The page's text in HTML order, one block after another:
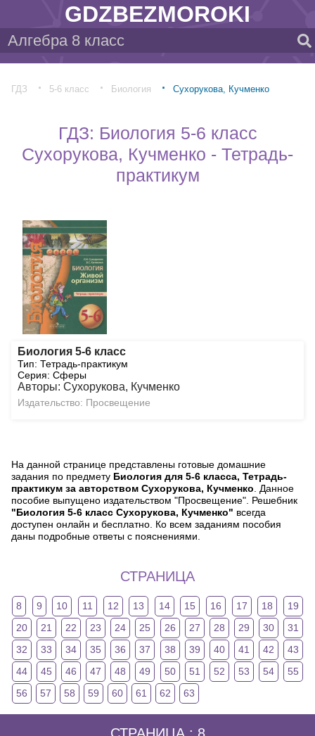
GDZBEZMOROKI
ГДЗ 5-6 класс Биология Сухорукова, Кучменко
ГДЗ: Биология 5-6 класс
Сухорукова, Кучменко - Тетрадь-
практикум
Биология 5-6 класс
Тип: Тетрадь-практикум
Серия: Сферы
Авторы: Сухорукова, Кучменко
Издательство: Просвещение
На данной странице представлены готовые домашние
задания по предмету Биология для 5-6 класса, Тетрадь-
практикум за авторством Сухорукова, Кучменко . Данное
пособие выпущено издательством "Просвещение". Решебник
"Биология 5-6 класс Сухорукова, Кучменко" всегда
доступен онлайн и бесплатно. Ко всем заданиям пособия
даны подробные ответы с пояснениями.
СТРАНИЦА
8 9 10 11 12 13 14 15 16 17 18
19
20
21 22 23 24 25 26 27 28 29 30
31
32
33 34 35 36 37 38 39 40 41 42
43
44
45 46 47 48 49 50 51 52 53 54
55
56
57 58 59 60 61 62 63